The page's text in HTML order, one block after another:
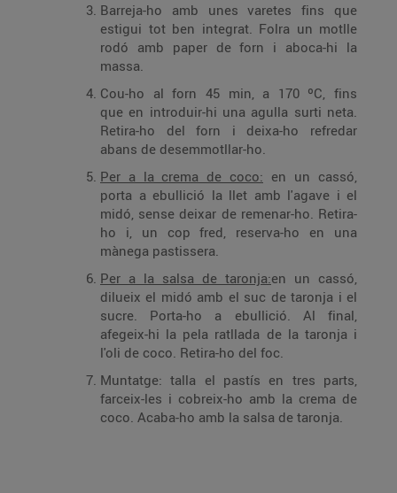
Barreja-ho amb unes varetes fins que
estigui tot ben integrat. Folra un motlle
rodó amb paper de forn i aboca-hi la
massa.
Cou-ho al forn 45 min, a 170 ºC, fins
que en introduir-hi una agulla surti neta.
Retira-ho del forn i deixa-ho refredar
abans de desemmotllar-ho.
Per a la crema de coco: en un cassó,
porta a ebullició la llet amb l'agave i el
midó, sense deixar de remenar-ho. Retira-
ho i, un cop fred, reserva-ho en una
mànega pastissera.
Per a la salsa de taronja:en un cassó,
dilueix el midó amb el suc de taronja i el
sucre. Porta-ho a ebullició. Al final,
afegeix-hi la pela ratllada de la taronja i
l'oli de coco. Retira-ho del foc.
Muntatge: talla el pastís en tres parts,
farceix-les i cobreix-ho amb la crema de
coco. Acaba-ho amb la salsa de taronja.